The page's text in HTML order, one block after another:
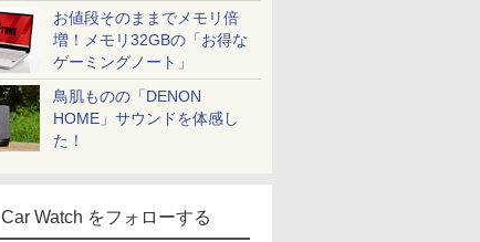
お値段そのままでメモリ倍
増！メモリ32GBの「お得な
ゲーミングノート」
鳥肌ものの「DENON
HOME」サウンドを体感し
た！
Car Watch をフォローする